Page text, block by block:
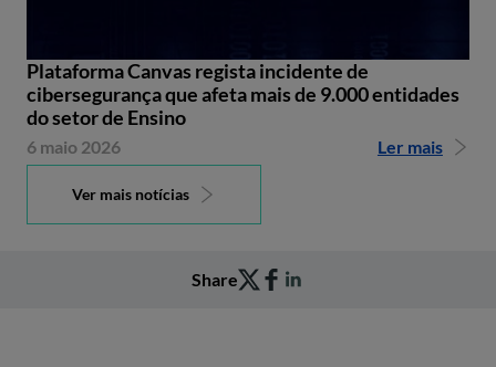
Plataforma Canvas regista incidente de
cibersegurança que afeta mais de 9.000 entidades
do setor de Ensino
6 maio 2026 Ler mais
Ver mais notícias
Share